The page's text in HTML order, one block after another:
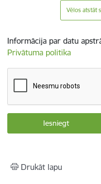
Vēlos atstāt
Informācija par datu
Privātuma politika
Drukāt lapu